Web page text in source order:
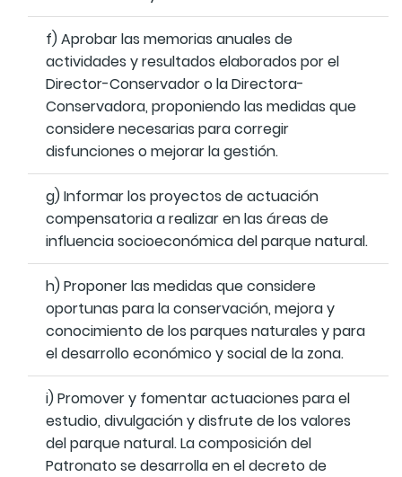
f) Aprobar las memorias anuales de
actividades y resultados elaborados por el
Director-Conservador o la Directora-
Conservadora, proponiendo las medidas que
considere necesarias para corregir
disfunciones o mejorar la gestión.
g) Informar los proyectos de actuación
compensatoria a realizar en las áreas de
influencia socioeconómica del parque natural.
h) Proponer las medidas que considere
oportunas para la conservación, mejora y
conocimiento de los parques naturales y para
el desarrollo económico y social de la zona.
i) Promover y fomentar actuaciones para el
estudio, divulgación y disfrute de los valores
del parque natural. La composición del
Patronato se desarrolla en el decreto de